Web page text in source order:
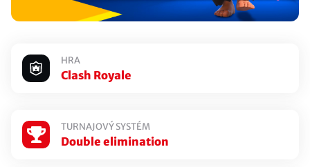
Registrovat se do turnaje
HRA
Clash Royale
TURNAJOVÝ SYSTÉM
Double elimination